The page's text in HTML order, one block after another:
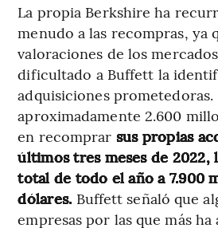
La propia Berkshire ha
menudo a las recompras, ya
valoraciones de los
dificultado a Buffett la
adquisiciones prometedoras.
aproximadamente 2.600
en recomprar sus propias
últimos tres meses de 2022,
total de todo el año a 7.900
dólares. Buffett señaló que
empresas por las que más ha